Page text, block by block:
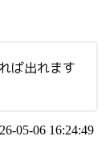
ば出れます
05-06 16:24:49